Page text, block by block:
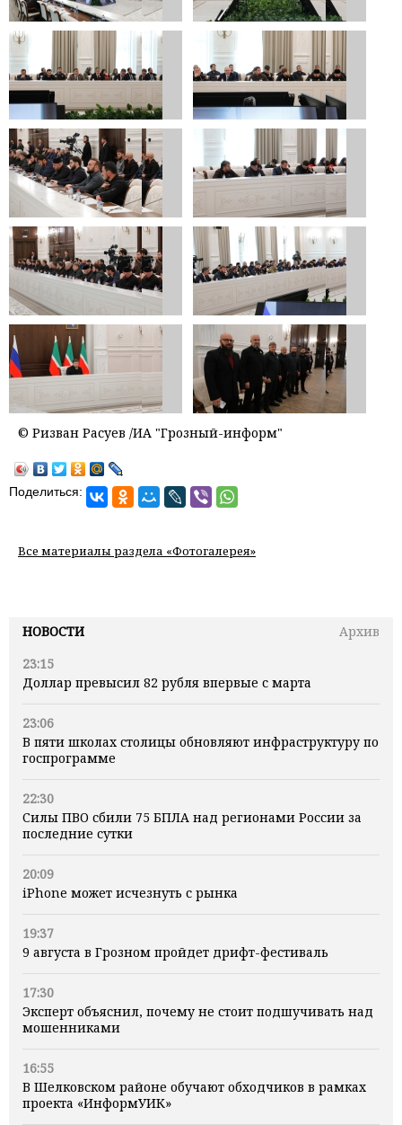
НОВОСТИ
Архив
23:15
Доллар превысил 82 рубля впервые с марта
23:06
В пяти школах столицы обновляют инфраструктуру по
госпрограмме
22:30
Силы ПВО сбили 75 БПЛА над регионами России за
последние сутки
20:09
iPhone может исчезнуть с рынка
19:37
9 августа в Грозном пройдет дрифт-фестиваль
17:30
Эксперт объяснил, почему не стоит подшучивать над
мошенниками
16:55
В Шелковском районе обучают обходчиков в рамках
проекта «ИнформУИК»
© Ризван Расуев /ИА "Грозный-информ"
Поделиться:
Все материалы раздела «Фотогалерея»